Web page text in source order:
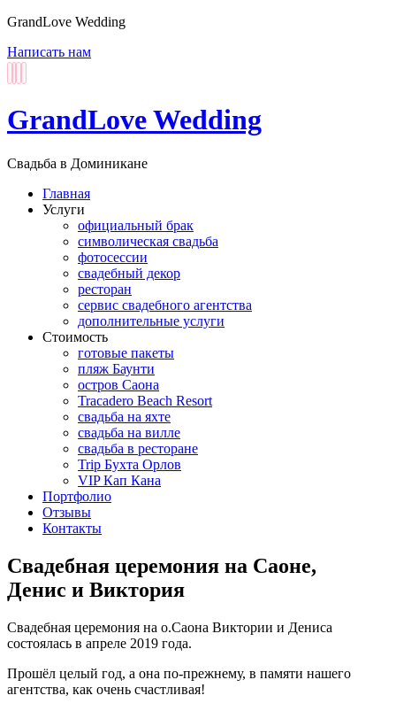
GrandLove Wedding
Написать нам
GrandLove Wedding
Свадьба в Доминикане
Главная
Услуги
официальный брак
символическая свадьба
фотосессии
свадебный декор
ресторан
сервис свадебного агентства
дополнительные услуги
Стоимость
готовые пакеты
пляж Баунти
остров Саона
Tracadero Beach Resort
свадьба на яхте
свадьба на вилле
свадьба в ресторане
Trip Бухта Орлов
VIP Кап Кана
Портфолио
Отзывы
Контакты
Свадебная церемония на Саоне,
Денис и Виктория
Свадебная церемония на о.Саона Виктории и Дениса
состоялась в апреле 2019 года.
Прошёл целый год, а она по-прежнему, в памяти нашего
агентства, как очень счастливая!